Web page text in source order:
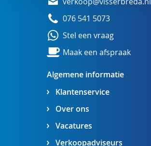
Algemene informatie
Klantenservice
Over ons
Vacatures
Verkoopadviseurs
076 541 5073
Stel een vraag
Maak een afspraak